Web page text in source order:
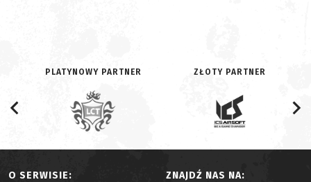
PLATYNOWY PARTNER ZŁOTY PARTNER
O SERWISIE: ZNAJDŹ NAS NA: